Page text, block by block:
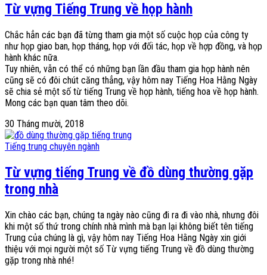
Từ vựng Tiếng Trung về họp hành
Chắc hẳn các bạn đã từng tham gia một số cuộc họp của công ty
như họp giao ban, họp tháng, họp với đối tác, họp về hợp đồng, và họp
hành khác nữa.
Tuy nhiên, vẫn có thể có những bạn lần đầu tham gia họp hành nên
cũng sẽ có đôi chút căng thẳng, vậy hôm nay Tiếng Hoa Hằng Ngày
sẽ chia sẻ một số từ tiếng Trung về họp hành, tiếng hoa về họp hành.
Mong các bạn quan tâm theo dõi.
30 Tháng mười, 2018
Tiếng trung chuyên ngành
Từ vựng tiếng Trung về đồ dùng thường gặp
trong nhà
Xin chào các bạn, chúng ta ngày nào cũng đi ra đi vào nhà, nhưng đôi
khi một số thứ trong chính nhà mình mà bạn lại không biết tên tiếng
Trung của chúng là gì, vậy hôm nay Tiếng Hoa Hằng Ngày xin giới
thiệu với mọi người một số Từ vựng tiếng Trung về đồ dùng thường
gặp trong nhà nhé!